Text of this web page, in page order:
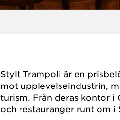
Stylt Trampoli är en
mot upplevelseindustrin,
turism. Från deras kontor i
och restauranger runt om i